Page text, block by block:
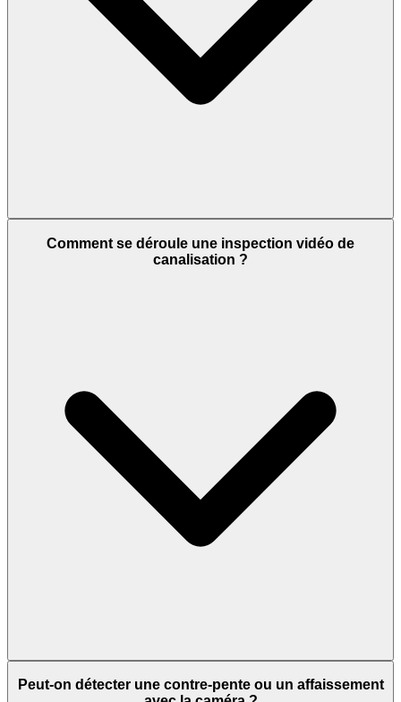
Comment se déroule une inspection vidéo de
canalisation ?
Peut-on détecter une contre-pente ou un affaissement